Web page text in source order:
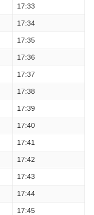
17:33
17:34
17:35
17:36
17:37
17:38
17:39
17:40
17:41
17:42
17:43
17:44
17:45